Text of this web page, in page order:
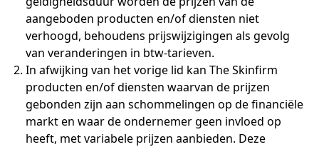
aangeboden producten en/of diensten niet
verhoogd, behoudens prijswijzigingen als gevolg
van veranderingen in btw-tarieven.
In afwijking van het vorige lid kan The Skinfirm
producten en/of diensten waarvan de prijzen
gebonden zijn aan schommelingen op de financiële
markt en waar de ondernemer geen invloed op
heeft, met variabele prijzen aanbieden. Deze